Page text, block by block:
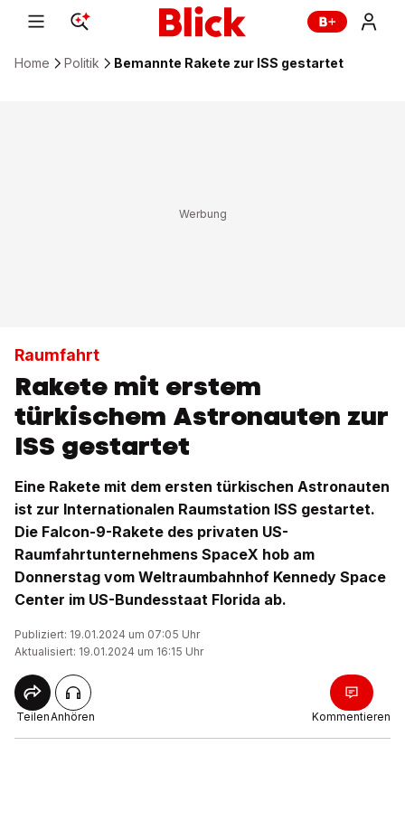
Home Politik Bemannte Rakete zur ISS gestartet
Raumfahrt
Rakete mit erstem
türkischem Astronauten zur
ISS gestartet
Eine Rakete mit dem ersten türkischen Astronauten
ist zur Internationalen Raumstation ISS gestartet.
Die Falcon-9-Rakete des privaten US-
Raumfahrtunternehmens SpaceX hob am
Donnerstag vom Weltraumbahnhof Kennedy Space
Center im US-Bundesstaat Florida ab.
Publiziert: 19.01.2024 um 07:05 Uhr
Aktualisiert: 19.01.2024 um 16:15 Uhr
TeilenAnhören Kommentieren